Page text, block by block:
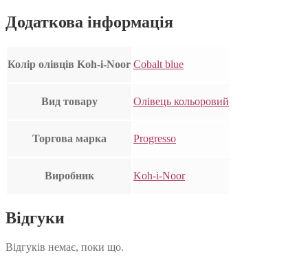
Додаткова інформація
Колір олівців Koh-i-Noor Cobalt blue
Вид товару Олівець кольоровий
Торгова марка Progresso
Виробник Koh-i-Noor
Відгуки
Відгуків немає, поки що.